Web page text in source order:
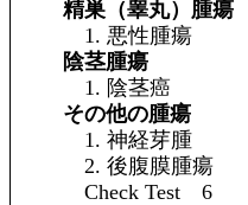
精巣（睾丸）腫瘍
1. 悪性腫瘍
陰茎腫瘍
1. 陰茎癌
その他の腫瘍
1. 神経芽腫
2. 後腹膜腫瘍
Check Test 6